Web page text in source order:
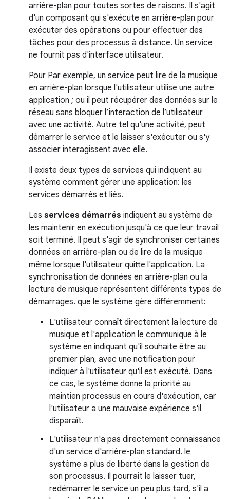
arrière-plan pour toutes sortes de raisons. Il s'agit
d'un composant qui s'exécute en arrière-plan pour
exécuter des opérations ou pour effectuer des
tâches pour des processus à distance. Un service
ne fournit pas d'interface utilisateur.
Pour Par exemple, un service peut lire de la musique
en arrière-plan lorsque l'utilisateur utilise une autre
application ; ou il peut récupérer des données sur le
réseau sans bloquer l’interaction de l’utilisateur
avec une activité. Autre tel qu'une activité, peut
démarrer le service et le laisser s'exécuter ou s'y
associer interagissent avec elle.
Il existe deux types de services qui indiquent au
système comment gérer une application: les
services démarrés et liés.
Les services démarrés indiquent au système de
les maintenir en exécution jusqu'à ce que leur travail
soit terminé. Il peut s'agir de synchroniser certaines
données en arrière-plan ou de lire de la musique
même lorsque l'utilisateur quitte l'application. La
synchronisation de données en arrière-plan ou la
lecture de musique représentent différents types de
démarrages. que le système gère différemment:
L'utilisateur connaît directement la lecture de
musique et l'application le communique à le
système en indiquant qu'il souhaite être au
premier plan, avec une notification pour
indiquer à l'utilisateur qu'il est exécuté. Dans
ce cas, le système donne la priorité au
maintien processus en cours d'exécution, car
l'utilisateur a une mauvaise expérience s'il
disparaît.
L'utilisateur n'a pas directement connaissance
d'un service d'arrière-plan standard. le
système a plus de liberté dans la gestion de
son processus. Il pourrait le laisser tuer,
redémarrer le service un peu plus tard, s'il a